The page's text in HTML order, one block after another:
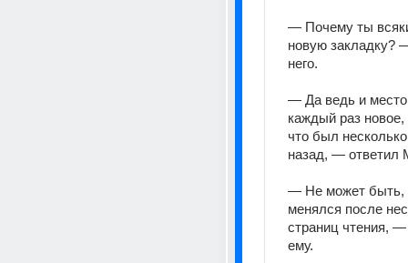
— Почему ты
новую закладку?
него.
— Да ведь и место
каждый раз новое,
что был
назад, — ответил
— Не может быть,
менялся после
страниц чтения, —
ему.